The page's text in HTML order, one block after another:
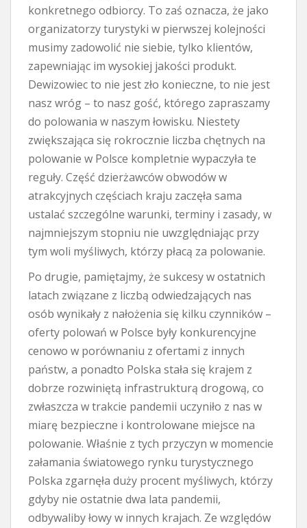
konkretnego odbiorcy. To zaś oznacza, że jako
organizatorzy turystyki w pierwszej kolejności
musimy zadowolić nie siebie, tylko klientów,
zapewniając im wysokiej jakości produkt.
Dewizowiec to nie jest zło konieczne, to nie jest
nasz wróg – to nasz gość, którego zapraszamy
do polowania w naszym łowisku. Niestety
zwiększająca się rokrocznie liczba chętnych na
polowanie w Polsce kompletnie wypaczyła te
reguły. Część dzierżawców obwodów w
atrakcyjnych częściach kraju zaczęła sama
ustalać szczególne warunki, terminy i zasady, w
najmniejszym stopniu nie uwzględniając przy
tym woli myśliwych, którzy płacą za polowanie.
Po drugie, pamiętajmy, że sukcesy w ostatnich
latach związane z liczbą odwiedzających nas
osób wynikały z nałożenia się kilku czynników –
oferty polowań w Polsce były konkurencyjne
cenowo w porównaniu z ofertami z innych
państw, a ponadto Polska stała się krajem z
dobrze rozwiniętą infrastrukturą drogową, co
zwłaszcza w trakcie pandemii uczyniło z nas w
miarę bezpieczne i kontrolowane miejsce na
polowanie. Właśnie z tych przyczyn w momencie
załamania światowego rynku turystycznego
Polska zgarnęła duży procent myśliwych, którzy
gdyby nie ostatnie dwa lata pandemii,
odbywaliby łowy w innych krajach. Ze względów